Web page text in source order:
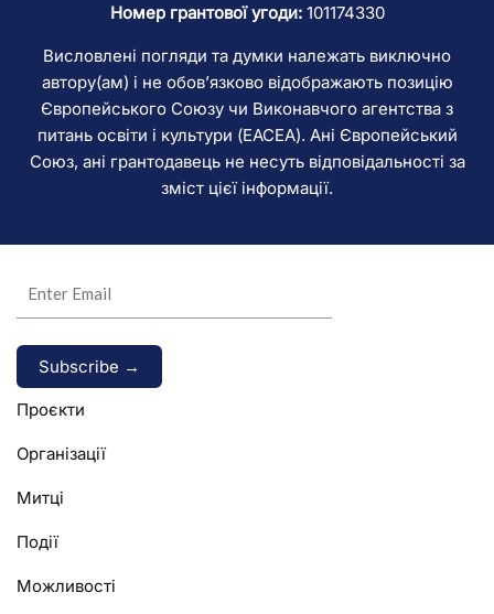
Номер грантової угоди:101174330
Висловлені погляди та думки належать виключно
автору(ам) і не обов’язково відображають позицію
Європейського Союзу чи Виконавчого агентства з
питань освіти і культури (EACEA). Ані Європейський
Союз, ані грантодавець не несуть відповідальності за
зміст цієї інформації.
Alternative:
Проєкти
Організації
Митці
Події
Можливості